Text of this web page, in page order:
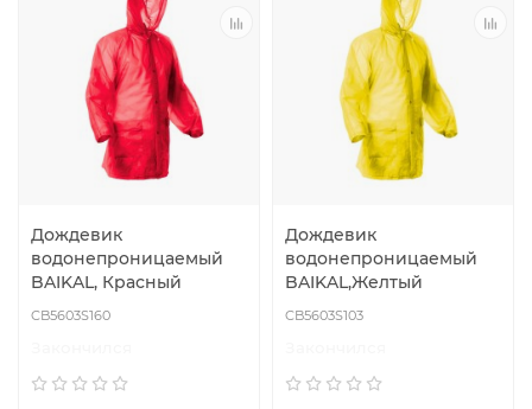
Дождевик
водонепроницаемый
BAIKAL, Красный
CB5603S160
Дождевик
водонепроницаемый
BAIKAL,Желтый
CB5603S103